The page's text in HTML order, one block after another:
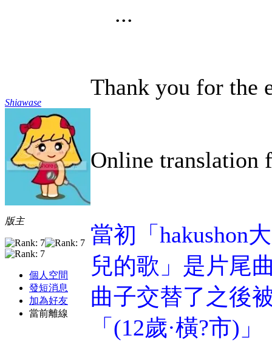
Shiawase
版主
個人空間
發短消息
加為好友
當前離線
...
Thank you for the
Online translation
當初「hakushon
兒的歌」是片尾
曲子交替了之後
「(12歲·橫?市)」